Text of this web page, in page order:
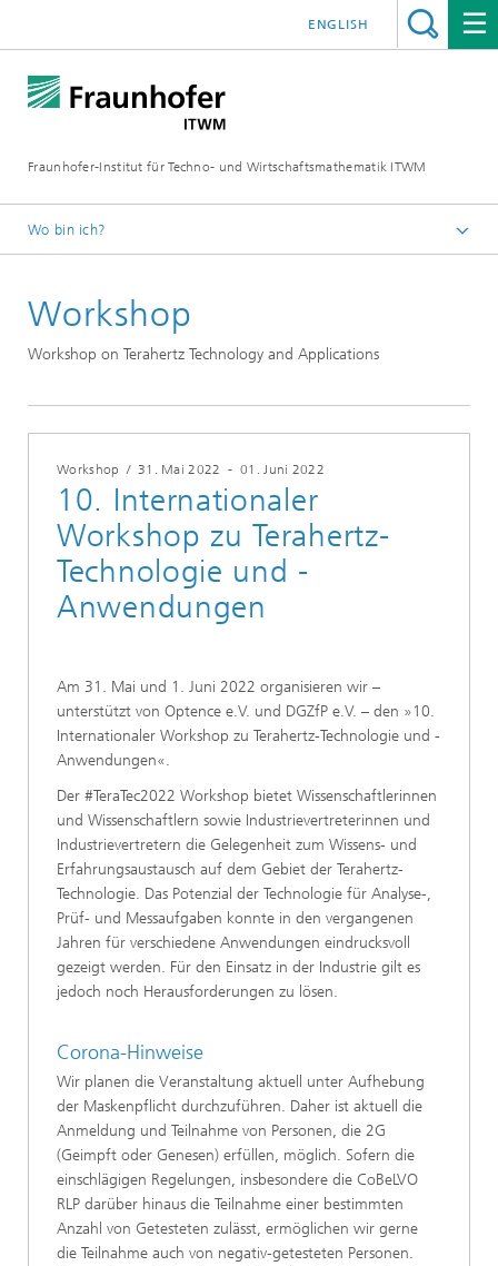
Fraunhofer-Institut für Techno- und Wirtschaftsmathematik ITWM
ENGLISH
Wo bin ich?
Messen|Veranstaltungen
Workshop
Workshop on Terahertz Technology and Applications
Workshop / 31. Mai 2022 -01. Juni 2022
10. Internationaler
Workshop zu Terahertz-
Technologie und -
Anwendungen
Am 31. Mai und 1. Juni 2022 organisieren wir –
unterstützt von Optence e.V. und DGZfP e.V. – den »10.
Internationaler Workshop zu Terahertz-Technologie und -
Anwendungen«.
Der #TeraTec2022 Workshop bietet Wissenschaftlerinnen
und Wissenschaftlern sowie Industrievertreterinnen und
Industrievertretern die Gelegenheit zum Wissens- und
Erfahrungsaustausch auf dem Gebiet der Terahertz-
Technologie. Das Potenzial der Technologie für Analyse-,
Prüf- und Messaufgaben konnte in den vergangenen
Jahren für verschiedene Anwendungen eindrucksvoll
gezeigt werden. Für den Einsatz in der Industrie gilt es
jedoch noch Herausforderungen zu lösen.
Corona-Hinweise
Wir planen die Veranstaltung aktuell unter Aufhebung
der Maskenpflicht durchzuführen. Daher ist aktuell die
Anmeldung und Teilnahme von Personen, die 2G
(Geimpft oder Genesen) erfüllen, möglich. Sofern die
einschlägigen Regelungen, insbesondere die CoBeLVO
RLP darüber hinaus die Teilnahme einer bestimmten
Anzahl von Getesteten zulässt, ermöglichen wir gerne
die Teilnahme auch von negativ-getesteten Personen.